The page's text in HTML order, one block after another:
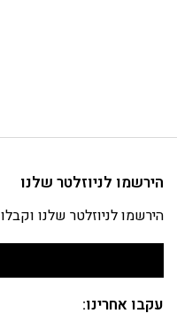
הירשמו לניוזלטר שלנו
הירשמו לניוזלטר שלנו וקבלו
עקבו אחרינו: